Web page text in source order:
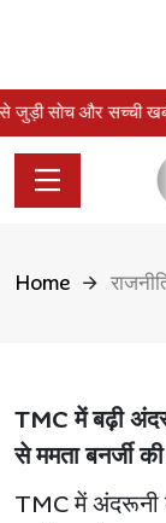
से जुड़ी सोच और सच्ची
Home
TMC में बढ़ी
से ममता बनर्जी
TMC में अंदरूनी